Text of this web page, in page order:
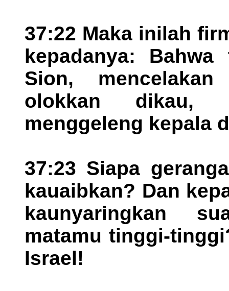
37:22 Maka inilah
kepadanya:
Sion,
olokkan dikau,
menggeleng kepala
37:23 Siapa
kauaibkan? Dan
kaunyaringkan
matamu tinggi-
Israel!